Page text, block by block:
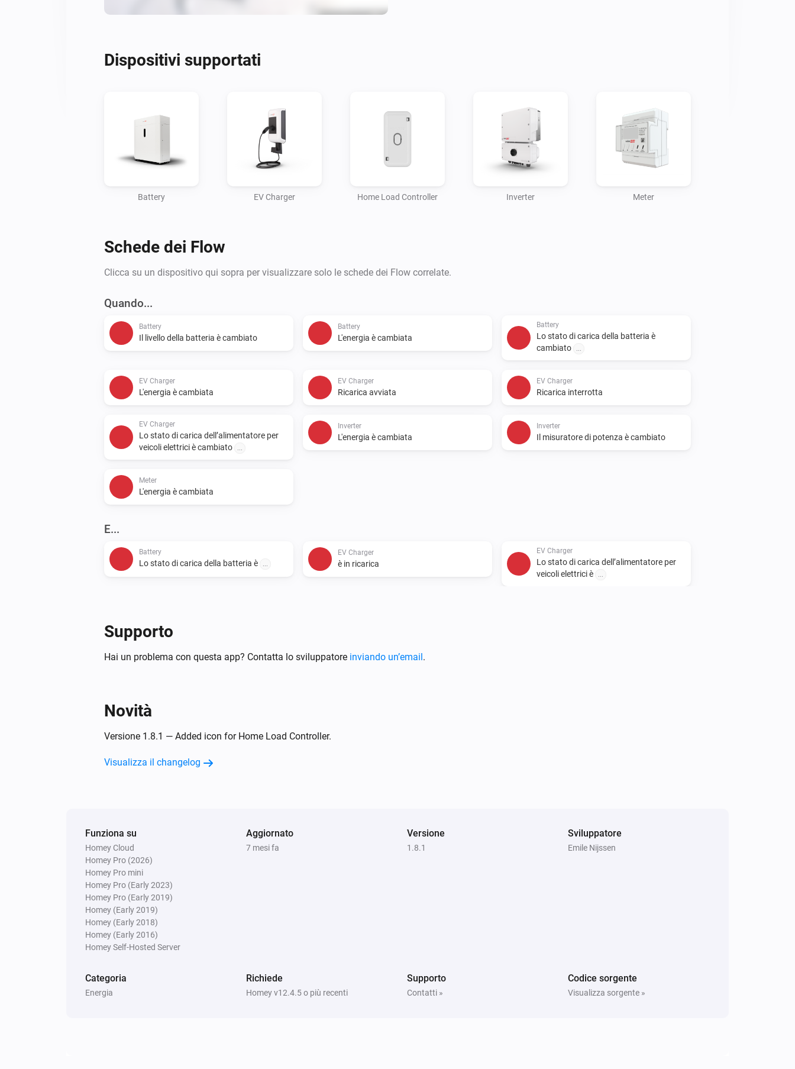
Dispositivi supportati
Battery EV Charger Home Load Controller Inverter Meter
Schede dei Flow
Clicca su un dispositivo qui sopra per visualizzare solo le schede dei Flow correlate.
Quando...
Battery
Il livello della batteria è cambiato
Battery
L'energia è cambiata
Battery
Lo stato di carica della batteria è
cambiato
...
EV Charger
L'energia è cambiata
EV Charger
Ricarica avviata
EV Charger
Ricarica interrotta
EV Charger
Lo stato di carica dell’alimentatore per
veicoli elettrici è cambiato
...
Inverter
L'energia è cambiata
Inverter
Il misuratore di potenza è cambiato
Meter
L'energia è cambiata
E...
Battery
Lo stato di carica della batteria è ...
EV Charger
è in ricarica
EV Charger
Lo stato di carica dell’alimentatore per
veicoli elettrici è
...
EV Charger
Supporto
Hai un problema con questa app? Contatta lo sviluppatore inviando un’email.
Novità
Versione 1.8.1 — Added icon for Home Load Controller.
Visualizza il changelog
Funziona su
Homey Cloud
Homey Pro (2026)
Homey Pro mini
Homey Pro (Early 2023)
Homey Pro (Early 2019)
Homey (Early 2019)
Homey (Early 2018)
Homey (Early 2016)
Homey Self-Hosted Server
Aggiornato
7 mesi fa
Versione
1.8.1
Sviluppatore
Emile Nijssen
Categoria
Energia
Richiede
Homey v12.4.5 o più recenti
Supporto
Contatti »
Codice sorgente
Visualizza sorgente »